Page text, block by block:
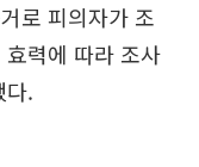
로 피의자가 조
력에 따라 조사
다.